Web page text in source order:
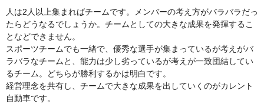
人は2人以上集まればチームです。メンバーの考え方がバラバラだっ
たらどうなるでしょうか。チームとしての大きな成果を発揮するこ
となどできません。
スポーツチームでも一緒で、優秀な選手が集まっているが考えがバ
ラバラなチームと、能力は少し劣っているが考えが一致団結してい
るチーム。どちらが勝利するかは明白です。
経営理念を共有し、チームで大きな成果を出していくのがカレント
自動車です。